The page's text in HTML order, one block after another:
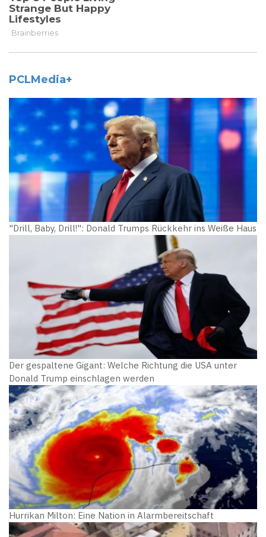
PCLMedia+
"Drill, Baby, Drill!": Donald Trumps Rückkehr ins Weiße Haus
Der gespaltene Gigant: Welche Richtung die USA unter
Donald Trump einschlagen werden
Hurrikan Milton: Eine Nation in Alarmbereitschaft